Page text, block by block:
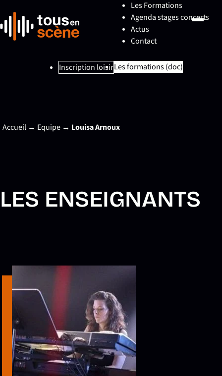
Les Formations
Agenda stages concerts
Actus
Contact
Inscription loisirLes formations (doc)
Accueil → Equipe → Louisa Arnoux
LES ENSEIGNANTS